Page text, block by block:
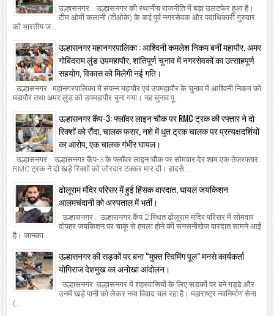
उल्हासनगर : उल्हासनगर की स्थानीय राजनीति में बड़ा उलटफेर हुआ है।
टीम ओमी कलानी (टीओके) के कई पूर्व नगरसेवक और पदाधिकारी गुरुवार
को भारतीय ज...
उल्हासनगर महानगरपालिका : आश्विनी कमलेश निकम बनीं महापौर, अमर
गोबिंदराम लुंड उपमहापौर, शांतिपूर्ण चुनाव में नगरसेवकों का उत्साहपूर्ण
सहयोग, विकास को मिलेगी नई गति।
उल्हासनगर: महानगरपालिका में संपन्न महापौर एवं उपमहापौर के चुनाव में आश्विनी निकम को
महापौर तथा अमर लुंड को उपमहापौर चुना गया। यह चुनाव पू...
उल्हासनगर कैंप-3: फ्लॉवर लाइन चौक पर RMC ट्रक की रफ्तार ने दो
रिक्शों को रौंदा, चालक फरार, नशे में धुत ट्रक चालक पर प्रत्यक्षदर्शियों
का आरोप, एक चालक गंभीर घायल।
उल्हासनगर : उल्हासनगर कैंप-3 के फ्लॉवर लाइन चौक पर सोमवार देर शाम एक तेजरफ्तार
RMC ट्रक ने दो खड़े रिक्शों को जोरदार टक्कर मार दी। हादसे ...
ढोलूराम मंदिर परिसर में हुई हिंसक वारदात, घायल जयकिशन
आलमचंदानी को अस्पताल में भर्ती।
उल्हासनगर : उल्हासनगर कैंप 2 स्थित ढोलूराम मंदिर परिसर में सोमवार
दोपहर जयकिशन पर चाकू से हमला होने की सनसनीखेज वारदात सामने आई
है। जानका...
उल्हासनगर की सड़कों पर बना “मुफ़्त स्विमिंग पूल” मनसे कार्यकर्ता
योगिराज देशमुख का अनोखा आंदोलन।
उल्हासनगर: उल्हासनगर में शहरवासियों के लिए सड़कों पर बने गड्ढे और
उनमें खड़े पानी को लेकर नया विवाद चल रहा है। महाराष्ट्र नवनिर्माण सेना
(...